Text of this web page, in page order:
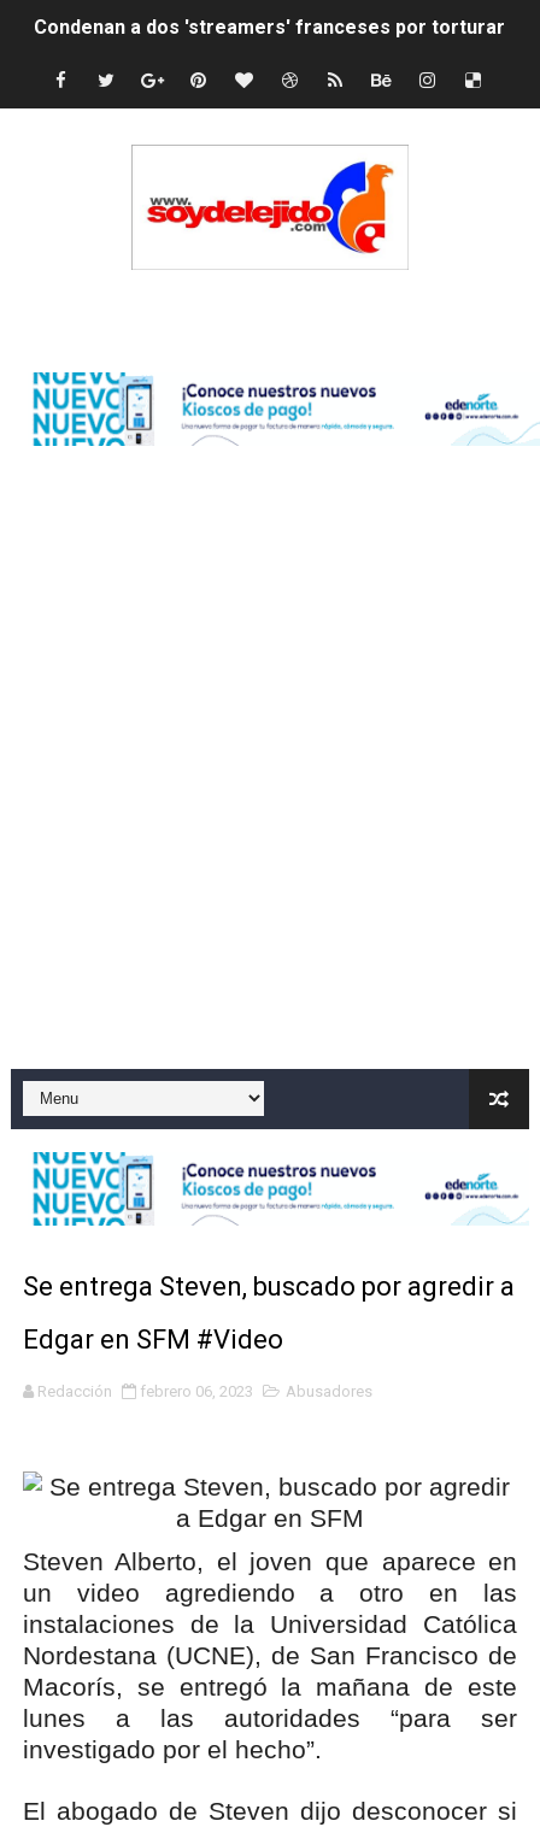
Condenan a dos 'streamers' franceses por torturar
Nuevo Código Penal: hasta 20 años de cárcel por
Tasa del dólar jueves 06 de agosto de 2026
Indomet pronostica temperaturas de hasta 35 °C para
Playas públicas y hoteles: ¿hasta dónde puede
El precio del brent cayó un 7,05 % a 83,77 dólares por
Un sismo de magnitud 3,4 se registra en una provincia
Incendio en Grecia quema 12,600 hectáreas y obliga a
Pacheman apuesta por la evolución del merengue
Un derrumbe en el centro de Cuba deja dos personas
Se entrega Steven, buscado por agredir a
Edgar en SFM #Video
Redacción febrero 06, 2023 Abusadores
Steven Alberto, el joven que aparece en
un video agrediendo a otro en las
instalaciones de la Universidad Católica
Nordestana (UCNE), de San Francisco de
Macorís, se entregó la mañana de este
lunes a las autoridades “para ser
investigado por el hecho”.
El abogado de Steven dijo desconocer si